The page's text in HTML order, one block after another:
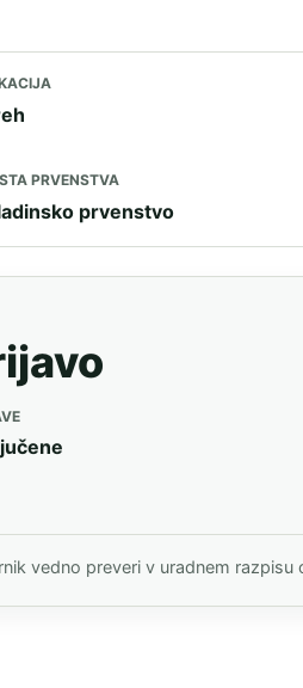
PRVENSTVA
prvenstvo
vedno preveri v uradnem
zavihku)